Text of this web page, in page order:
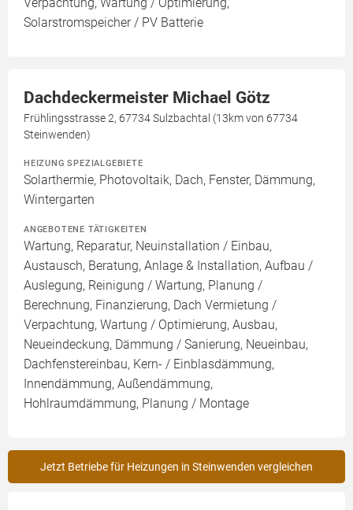
Verpachtung, Wartung / Optimierung,
Solarstromspeicher / PV Batterie
Dachdeckermeister Michael Götz
Frühlingsstrasse 2, 67734 Sulzbachtal (13km von 67734
Steinwenden)
HEIZUNG SPEZIALGEBIETE
Solarthermie, Photovoltaik, Dach, Fenster, Dämmung,
Wintergarten
ANGEBOTENE TÄTIGKEITEN
Wartung, Reparatur, Neuinstallation / Einbau,
Austausch, Beratung, Anlage & Installation, Aufbau /
Auslegung, Reinigung / Wartung, Planung /
Berechnung, Finanzierung, Dach Vermietung /
Verpachtung, Wartung / Optimierung, Ausbau,
Neueindeckung, Dämmung / Sanierung, Neueinbau,
Dachfenstereinbau, Kern- / Einblasdämmung,
Innendämmung, Außendämmung,
Hohlraumdämmung, Planung / Montage
Jetzt Betriebe für Heizungen in Steinwenden vergleichen